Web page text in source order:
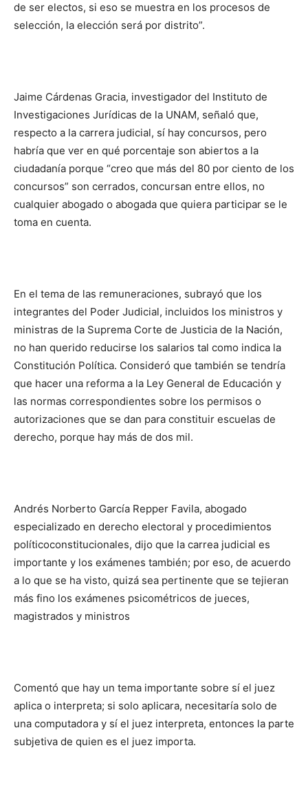
de ser electos, si eso se muestra en los procesos de
selección, la elección será por distrito”.
Jaime Cárdenas Gracia, investigador del Instituto de
Investigaciones Jurídicas de la UNAM, señaló que,
respecto a la carrera judicial, sí hay concursos, pero
habría que ver en qué porcentaje son abiertos a la
ciudadanía porque “creo que más del 80 por ciento de los
concursos” son cerrados, concursan entre ellos, no
cualquier abogado o abogada que quiera participar se le
toma en cuenta.
En el tema de las remuneraciones, subrayó que los
integrantes del Poder Judicial, incluidos los ministros y
ministras de la Suprema Corte de Justicia de la Nación,
no han querido reducirse los salarios tal como indica la
Constitución Política. Consideró que también se tendría
que hacer una reforma a la Ley General de Educación y
las normas correspondientes sobre los permisos o
autorizaciones que se dan para constituir escuelas de
derecho, porque hay más de dos mil.
Andrés Norberto García Repper Favila, abogado
especializado en derecho electoral y procedimientos
políticoconstitucionales, dijo que la carrea judicial es
importante y los exámenes también; por eso, de acuerdo
a lo que se ha visto, quizá sea pertinente que se tejieran
más fino los exámenes psicométricos de jueces,
magistrados y ministros
Comentó que hay un tema importante sobre sí el juez
aplica o interpreta; si solo aplicara, necesitaría solo de
una computadora y sí el juez interpreta, entonces la parte
subjetiva de quien es el juez importa.